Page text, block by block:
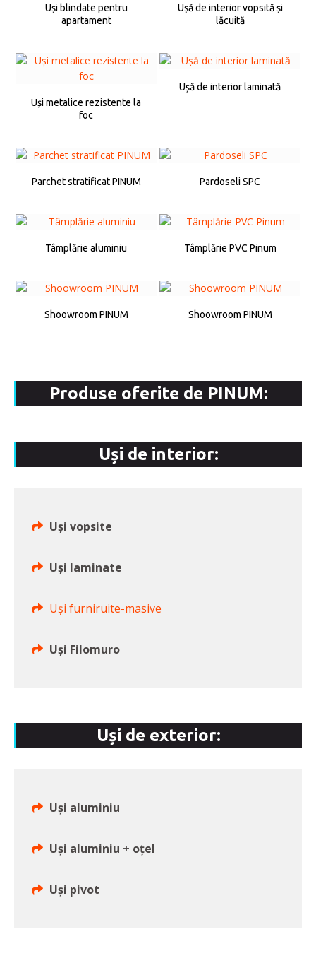
Uși blindate pentru
apartament
Ușă de interior vopsită și
lăcuită
Uși metalice rezistente la
foc
Ușă de interior laminată
Parchet stratificat PINUM Pardoseli SPC
Tâmplărie aluminiu Tâmplărie PVC Pinum
Shoowroom PINUM Shoowroom PINUM
Produse oferite de PINUM:
Uși de interior:
Uși vopsite
Uși laminate
Uși furniruite-masive
Uși Filomuro
Uși de exterior:
Uși aluminiu
Uși aluminiu + oțel
Uşi pivot